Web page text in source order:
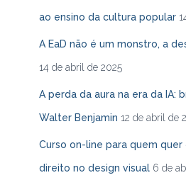
ao ensino da cultura popular
A EaD não é um monstro, a
14 de abril de 2025
A perda da aura na era da IA:
Walter Benjamin 12 de abril de
Curso on-line para quem
direito no design visual 6 de